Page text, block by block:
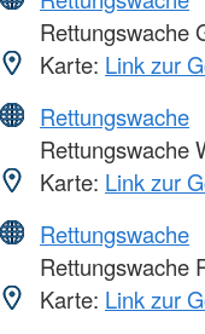
Rettungswache
Karte: Link zur
Rettungswache
Rettungswache
Karte: Link zur
Rettungswache
Rettungswache
Karte: Link zur